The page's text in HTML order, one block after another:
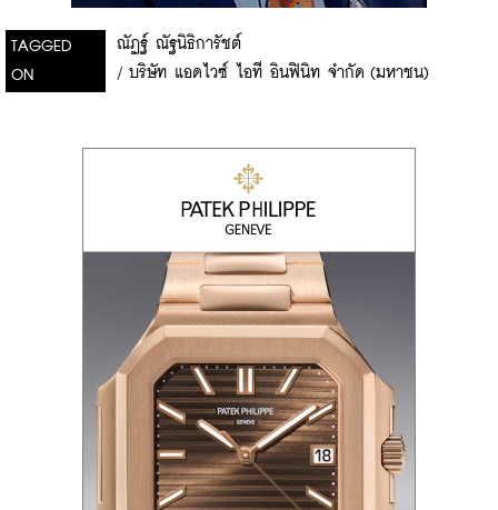
TAGGED
ON
ณัฏฐ์ ณัฐนิธิการัชต์
/ บริษัท แอดไวซ์ ไอที อินฟินิท จำกัด (มหาชน)